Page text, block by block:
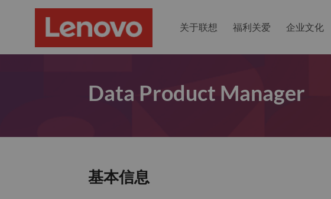
关于联想 福利关爱 企业文化
Data Product Manager
基本信息